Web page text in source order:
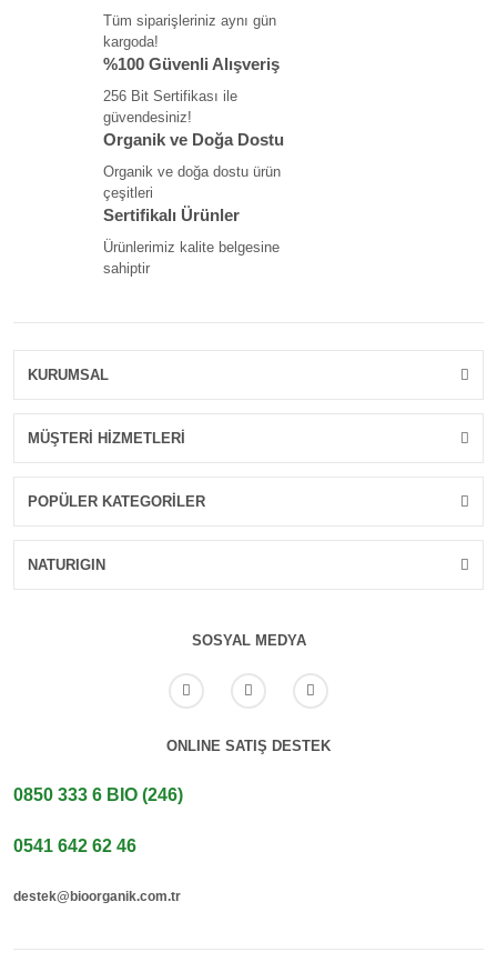
Tüm siparişleriniz aynı gün
kargoda!
%100 Güvenli Alışveriş
256 Bit Sertifikası ile
güvendesiniz!
Organik ve Doğa Dostu
Organik ve doğa dostu ürün
çeşitleri
Sertifikalı Ürünler
Ürünlerimiz kalite belgesine
sahiptir
KURUMSAL
MÜŞTERİ HİZMETLERİ
POPÜLER KATEGORİLER
NATURIGIN
SOSYAL MEDYA
ONLINE SATIŞ DESTEK
0850 333 6 BIO (246)
0541 642 62 46
destek@bioorganik.com.tr